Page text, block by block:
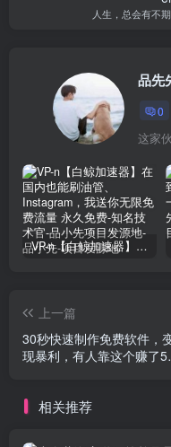
人生，总会有不
品先
0
这家
VP-n【白鲸加速器】在国内也能刷油管、Instagram，我送你无限免费流量 永久免费-知名技术官-品小先项目发源地
上一篇
30秒快速制作免费软件，
现暴利，有人靠这个赚了
相关推荐